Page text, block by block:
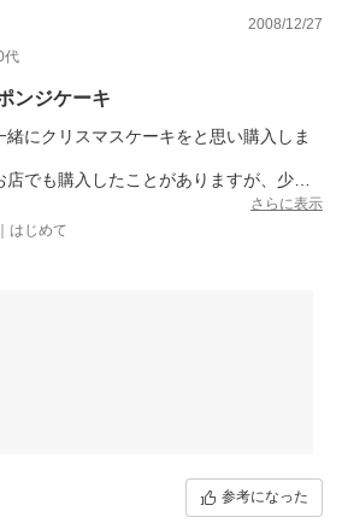
2008/12/27
代
ンジケーキ
にクリスマスケーキをと思い購入しま
でも購入したことがありますが、少し
美味しくなかったのですが、これはいけ
テル食パンに感じが似てます、それを倍
じ。甘みも抑えてあるのでケーキが苦
さらに表示
はじめて
参考になった